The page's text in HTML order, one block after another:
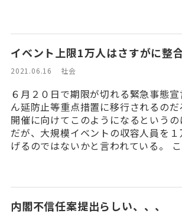
イベント上限1万人はさすがに整
2021.06.16 社会
６月２０日で期限が切れる緊急事態
ん延防止等重点措置に移行されるの
開催に向けてこのようになるという
だが、大規模イベントの収容人員を
げるのではないかと言われている。
内閣不信任案提出らしい、、、